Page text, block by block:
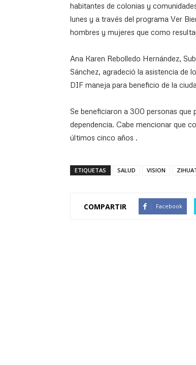
habitantes de colonias y
lunes y a través del programa Ver
hombres y mujeres que como
Ana Karen Rebolledo Hernández,
Sánchez, agradeció la asistencia de
DIF maneja para beneficio de la
Se beneficiaron a 300 personas que
dependencia. Cabe mencionar que
últimos cinco años .
ETIQUETAS SALUD VISION
COMPARTIR Facebook